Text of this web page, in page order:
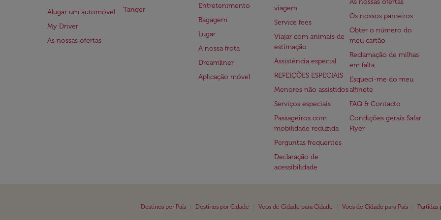
Alugar um automóvel
My Driver
As nossas ofertas
Tanger
Entretenimento
Bagagem
Lugar
A nossa frota
Dreamliner
Aplicação móvel
viagem
Service fees
Viajar com animais de
estimação
Assistência especial
REFEIÇÕES ESPECIAIS
Menores não assistidos
Serviços especiais
Passageiros com
mobilidade reduzida
Perguntas frequentes
Declaração de
acessibilidade
As nossas ofertas
Os nossos parceiros
Obter o número do
meu cartão
Reclamação de milhas
em falta
Esqueci-me do meu
alfinete
FAQ & Contacto
Condições gerais Safar
Flyer
Destinos por País Destinos por Cidade Voos de Cidade para Cidade Voos de Cidade para País Partidas